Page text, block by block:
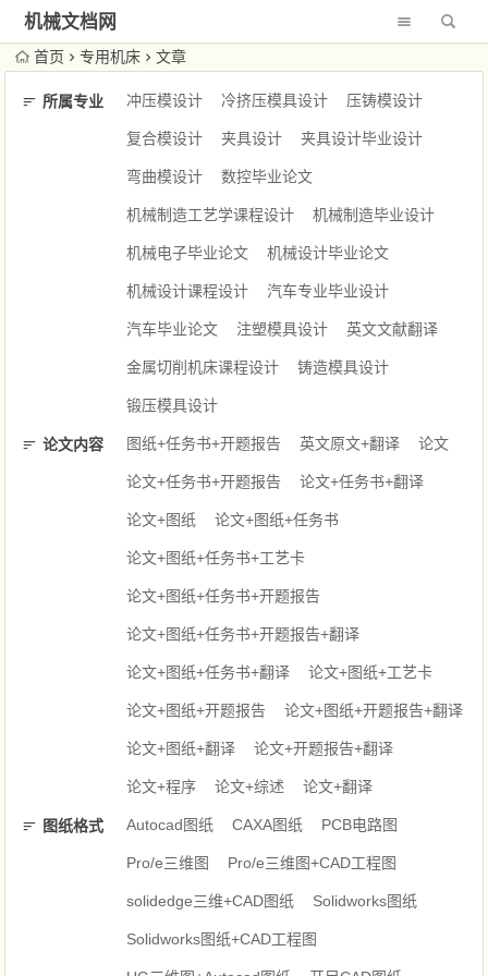
机械文档网
首页 专用机床 文章
所属专业 冲压模设计 冷挤压模具设计 压铸模设计
复合模设计 夹具设计 夹具设计毕业设计
弯曲模设计 数控毕业论文
机械制造工艺学课程设计 机械制造毕业设计
机械电子毕业论文 机械设计毕业论文
机械设计课程设计 汽车专业毕业设计
汽车毕业论文 注塑模具设计 英文文献翻译
金属切削机床课程设计 铸造模具设计
锻压模具设计
论文内容 图纸+任务书+开题报告 英文原文+翻译 论文
论文+任务书+开题报告 论文+任务书+翻译
论文+图纸 论文+图纸+任务书
论文+图纸+任务书+工艺卡
论文+图纸+任务书+开题报告
论文+图纸+任务书+开题报告+翻译
论文+图纸+任务书+翻译 论文+图纸+工艺卡
论文+图纸+开题报告 论文+图纸+开题报告+翻译
论文+图纸+翻译 论文+开题报告+翻译
论文+程序 论文+综述 论文+翻译
图纸格式 Autocad图纸 CAXA图纸 PCB电路图
Pro/e三维图 Pro/e三维图+CAD工程图
solidedge三维+CAD图纸 Solidworks图纸
Solidworks图纸+CAD工程图